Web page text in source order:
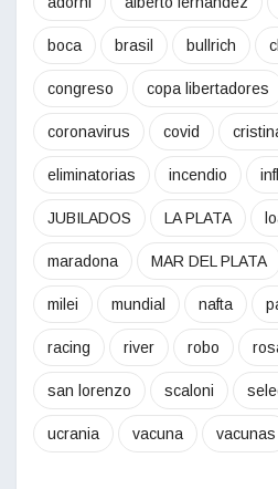
boca brasil bullrich
congreso copa libertadores
coronavirus covid
eliminatorias incendio
JUBILADOS LA PLATA
maradona MAR DEL PLATA
milei mundial nafta
racing river robo
san lorenzo scaloni
ucrania vacuna vacunas